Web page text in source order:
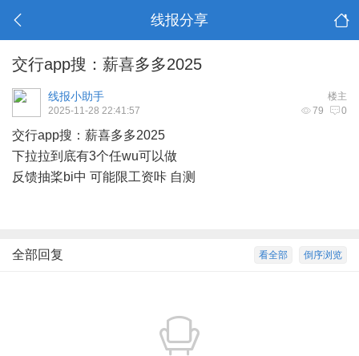
线报分享
交行app搜：薪喜多多2025
楼主
线报小助手
79 0
2025-11-28 22:41:57
交行app搜：薪喜多多2025
下拉拉到底有3个任wu可以做
反馈抽桨bi中 可能限工资咔 自测
倒序浏览
看全部
全部回复